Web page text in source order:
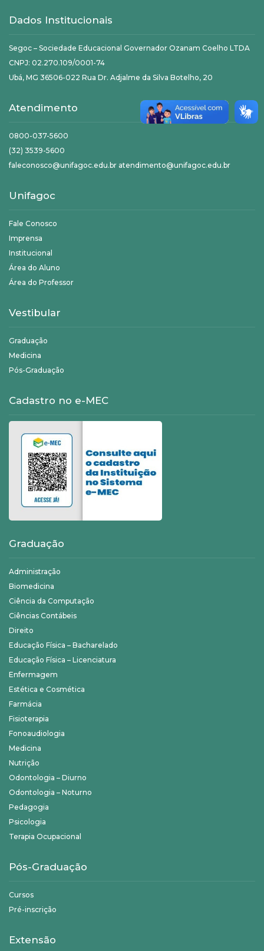
Dados Institucionais
Segoc – Sociedade Educacional Governador Ozanam Coelho LTDA
CNPJ: 02.270.109/0001-74
Ubá, MG 36506-022 Rua Dr. Adjalme da Silva Botelho, 20
Atendimento
0800-037-5600
(32) 3539-5600
faleconosco@unifagoc.edu.br atendimento@unifagoc.edu.br
Unifagoc
Fale Conosco
Imprensa
Institucional
Área do Aluno
Área do Professor
Vestibular
Graduação
Medicina
Pós-Graduação
Cadastro no e-MEC
Graduação
Administração
Biomedicina
Ciência da Computação
Ciências Contábeis
Direito
Educação Física – Bacharelado
Educação Física – Licenciatura
Enfermagem
Estética e Cosmética
Farmácia
Fisioterapia
Fonoaudiologia
Medicina
Nutrição
Odontologia – Diurno
Odontologia – Noturno
Pedagogia
Psicologia
Terapia Ocupacional
Pós-Graduação
Cursos
Pré-inscrição
Extensão